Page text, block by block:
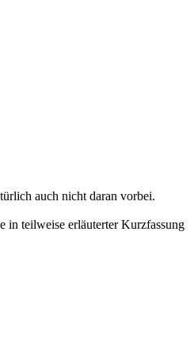
auch nicht daran vorbei.
in teilweise erläuterter Kurzfassung